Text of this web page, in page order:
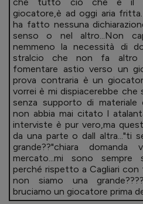
giocatore,è ad oggi aria
ha fatto nessuna
senso o nel altro...Non
nemmeno la necessità di
stralcio che non fa altro
fomentare astio verso un
prova contraria è un
vorrei è mi dispiacerebbe che
senza supporto di materiale
non abbia mai citato l
interviste è pur vero,ma
da una parte o dall altra..."ti
grande??"chiara
mercato...mi sono sempre
perché rispetto a Cagliari
non siamo una
bruciamo un giocatore prima